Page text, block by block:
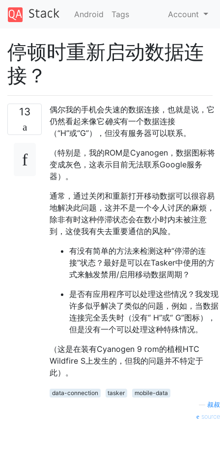
Android Tags Account
停顿时重新启动数据连
接？
13
偶尔我的手机会失速的数据连接，也就是说，它
仍然看起来像它确实有一个数据连接
（“H”或“G”），但没有服务器可以联系。
（特别是，我的ROM是Cyanogen，数据图标将
变成灰色，这表示目前无法联系Google服务
器）。
通常，通过关闭和重新打开移动数据可以很容易
地解决此问题，这并不是一个令人讨厌的麻烦，
除非有时这种停滞状态会在数小时内未被注意
到，这使我有失去重要通信的风险。
有没有简单的方法来检测这种“停滞的连
接”状态？最好是可以在Tasker中使用的方
式来触发禁用/启用移动数据周期？
是否有应用程序可以处理这些情况？我发现
许多似乎解决了类似的问题，例如，当数据
连接完全丢失时（没有“ H”或“ G”图标），
但是没有一个可以处理这种特殊情况。
（这是在装有Cyanogen 9 rom的植根HTC
Wildfire S上发生的，但我的问题并不特定于
此）。
data-connection tasker
mobile-data
叔叔
source